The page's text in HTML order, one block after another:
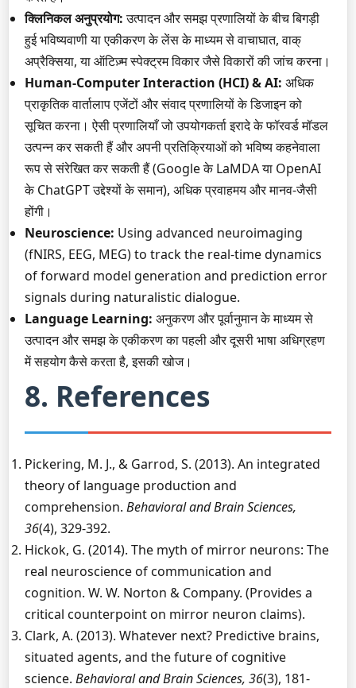
क्लिनिकल अनुप्रयोग:उत्पादन और समझ प्रणालियों के बीच बिगड़ी
हुई भविष्यवाणी या एकीकरण के लेंस के माध्यम से वाचाघात, वाक्
अप्रैक्सिया, या ऑटिज़्म स्पेक्ट्रम विकार जैसे विकारों की जांच करना।
Human-Computer Interaction (HCI) & AI: अधिक
प्राकृतिक वार्तालाप एजेंटों और संवाद प्रणालियों के डिजाइन को
सूचित करना। ऐसी प्रणालियाँ जो उपयोगकर्ता इरादे के फॉरवर्ड मॉडल
उत्पन्न कर सकती हैं और अपनी प्रतिक्रियाओं को भविष्य कहनेवाला
रूप से संरेखित कर सकती हैं (Google के LaMDA या OpenAI
के ChatGPT उद्देश्यों के समान), अधिक प्रवाहमय और मानव-जैसी
होंगी।
Neuroscience: Using advanced neuroimaging
(fNIRS, EEG, MEG) to track the real-time dynamics
of forward model generation and prediction error
signals during naturalistic dialogue.
Language Learning: अनुकरण और पूर्वानुमान के माध्यम से
उत्पादन और समझ के एकीकरण का पहली और दूसरी भाषा अधिग्रहण
में सहयोग कैसे करता है, इसकी खोज।
8. References
Pickering, M. J., & Garrod, S. (2013). An integrated
theory of language production and
comprehension. Behavioral and Brain Sciences,
36(4), 329-392.
Hickok, G. (2014). The myth of mirror neurons: The
real neuroscience of communication and
cognition. W. W. Norton & Company. (Provides a
critical counterpoint on mirror neuron claims).
Clark, A. (2013). Whatever next? Predictive brains,
situated agents, and the future of cognitive
science. Behavioral and Brain Sciences, 36(3), 181-